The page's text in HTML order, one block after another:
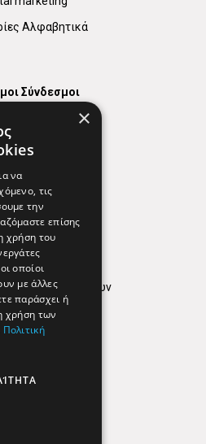
Αλφαβητικά
Σύνδεσμοι
Τηλέφωνα
Φαρμακεία
Χρήσης
δεδομένων
Findhere
Media
×
να
τις
την
επίσης
χρήση του
οποίοι
με άλλες
παράσχει ή
χρήση των
Πολιτική